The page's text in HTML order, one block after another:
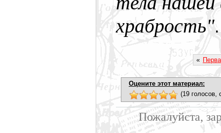
храбрость".
«
Оцените этот материал:
(19 голосов,
Пожалуйста,